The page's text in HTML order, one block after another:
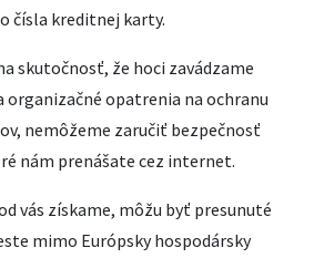
čísla kreditnej karty.
skutočnosť, že hoci zavádzame
opatrenia na ochranu
nemôžeme zaručiť bezpečnosť
nám prenášate cez internet.
vás získame, môžu byť presunuté
mimo Európsky hospodársky